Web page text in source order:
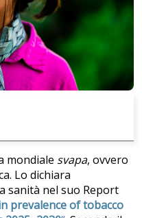
mondiale svapa, ovvero
Lo dichiara
sanità nel suo Report
prevalence of tobacco